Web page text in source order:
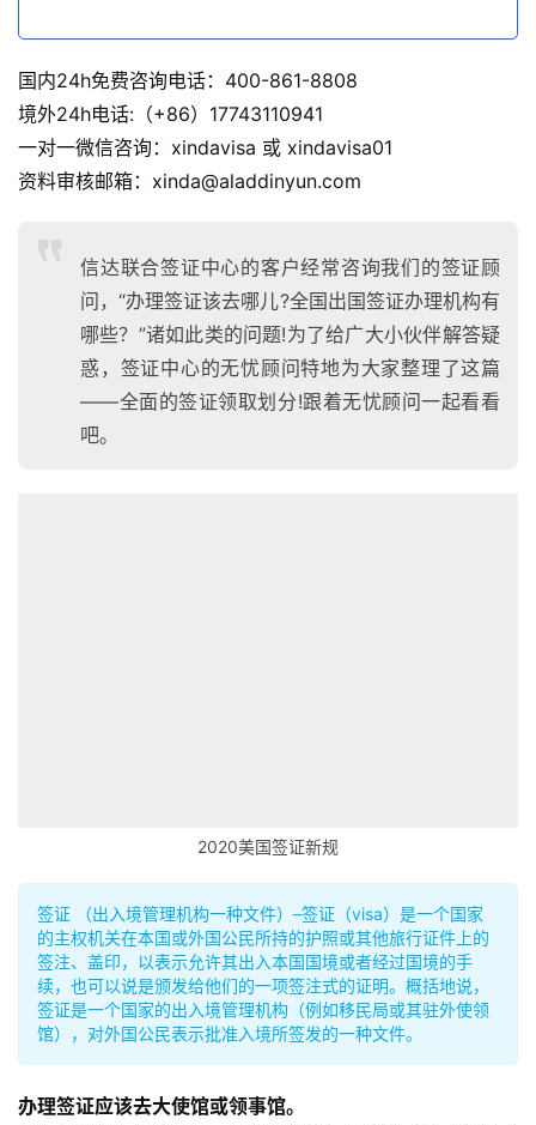
国内24h免费咨询电话：400-861-8808
境外24h电话:（+86）17743110941
一对一微信咨询：xindavisa 或 xindavisa01
资料审核邮箱：xinda@aladdinyun.com
信达联合签证中心的客户经常咨询我们的签证顾
问，“办理签证该去哪儿?全国出国签证办理机构有
哪些？”诸如此类的问题!为了给广大小伙伴解答疑
惑，签证中心的无忧顾问特地为大家整理了这篇
——全面的签证领取划分!跟着无忧顾问一起看看
吧。
2020美国签证新规
签证 （出入境管理机构一种文件）–签证（visa）是一个国家
的主权机关在本国或外国公民所持的护照或其他旅行证件上的
签注、盖印，以表示允许其出入本国国境或者经过国境的手
续，也可以说是颁发给他们的一项签注式的证明。概括地说，
签证是一个国家的出入境管理机构（例如移民局或其驻外使领
馆），对外国公民表示批准入境所签发的一种文件。
办理签证应该去大使馆或领事馆。